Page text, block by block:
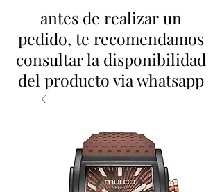
antes de realizar un
pedido, te recomendamos
consultar la disponibilidad
del producto via whatsapp